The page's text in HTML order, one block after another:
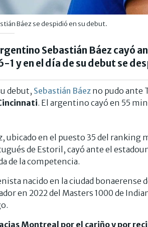
Báez se despidió en su debut.
Sebastián Báez cayó
1 y en el día de su debut se
debut, Sebastián Báez no pudo ante
. El argentino cayó en 55
ubicado en el puesto 35 del ranking
de Estoril, cayó ante el
de la competencia.
nacido en la ciudad bonaerense
en 2022 del Masters 1000 de
Montreal por el cariño y por